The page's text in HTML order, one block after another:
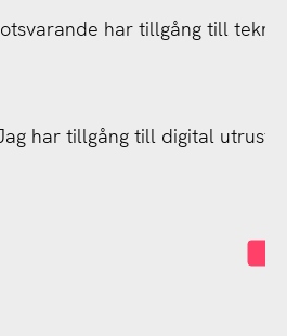
har tillgång till digital
har tillgång till